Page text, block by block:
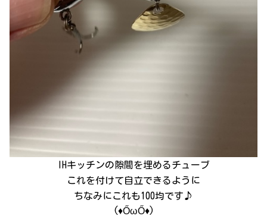
IHキッチンの隙間を埋めるチューブ
これを付けて自立できるように
ちなみにこれも100均です♪
(♦ŐωŐ♦)